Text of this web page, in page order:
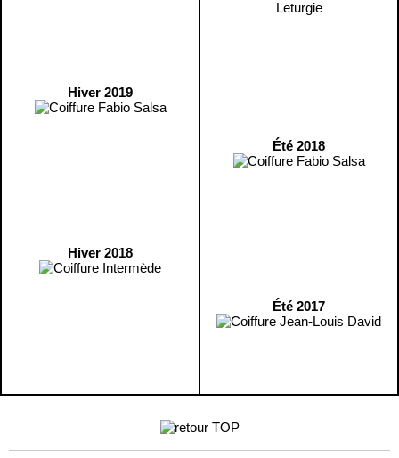
Hiver 2019
Hiver 2018
Été 2018
Été 2017